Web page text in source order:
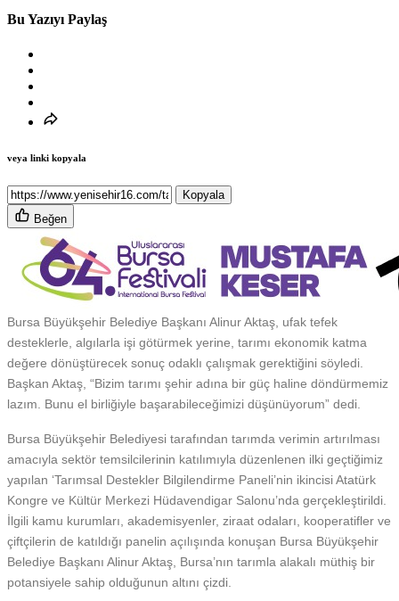
Bu Yazıyı Paylaş
veya linki kopyala
Kopyala
Beğen
Bursa Büyükşehir Belediye Başkanı Alinur Aktaş, ufak tefek
desteklerle, algılarla işi götürmek yerine, tarımı ekonomik katma
değere dönüştürecek sonuç odaklı çalışmak gerektiğini söyledi.
Başkan Aktaş, “Bizim tarımı şehir adına bir güç haline döndürmemiz
lazım. Bunu el birliğiyle başarabileceğimizi düşünüyorum” dedi.
Bursa Büyükşehir Belediyesi tarafından tarımda verimin artırılması
amacıyla sektör temsilcilerinin katılımıyla düzenlenen ilki geçtiğimiz
yapılan ‘Tarımsal Destekler Bilgilendirme Paneli’nin ikincisi Atatürk
Kongre ve Kültür Merkezi Hüdavendigar Salonu’nda gerçekleştirildi.
İlgili kamu kurumları, akademisyenler, ziraat odaları, kooperatifler ve
çiftçilerin de katıldığı panelin açılışında konuşan Bursa Büyükşehir
Belediye Başkanı Alinur Aktaş, Bursa’nın tarımla alakalı müthiş bir
potansiyele sahip olduğunun altını çizdi.